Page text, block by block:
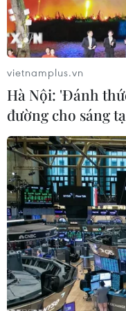
Bốc dỡ container hàng
Theo báo cáo
Bác Ngao (BFA),
khu vực châu Á
vietnamplus.vn
Hà Nội: 'Đánh
đường cho sáng